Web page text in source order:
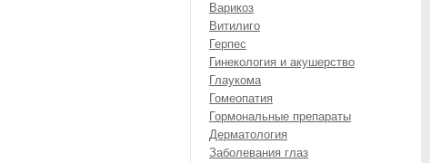
Варикоз
Витилиго
Герпес
Гинекология и акушерство
Глаукома
Гомеопатия
Гормональные препараты
Дерматология
Заболевания глаз